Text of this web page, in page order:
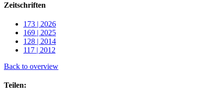
Zeitschriften
173 | 2026
169 | 2025
128 | 2014
117 | 2012
Back to overview
Teilen: